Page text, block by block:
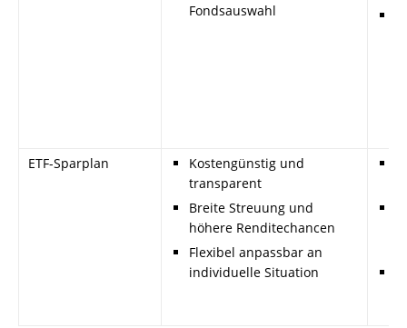
Fondsauswahl
ETF-Sparplan
Kostengünstig und
transparent
Breite Streuung und
höhere Renditechancen
Flexibel anpassbar an
individuelle Situation